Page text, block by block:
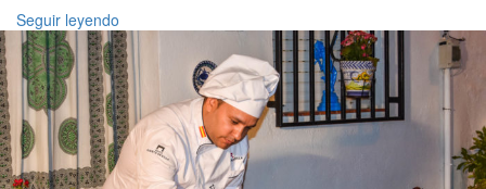
Seguir leyendo